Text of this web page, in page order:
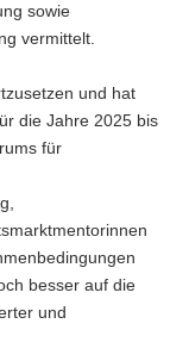
sowie
vermittelt.
und hat
die Jahre 2025 bis
für
besser auf die
und